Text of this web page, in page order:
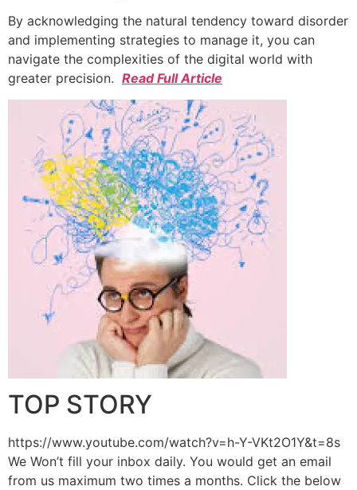
By acknowledging the natural tendency toward disorder
and implementing strategies to manage it, you can
navigate the complexities of the digital world with
greater precision. Read Full Article
TOP STORY
https://www.youtube.com/watch?v=h-Y-VKt2O1Y&t=8s
We Won’t fill your inbox daily. You would get an email
from us maximum two times a months. Click the below